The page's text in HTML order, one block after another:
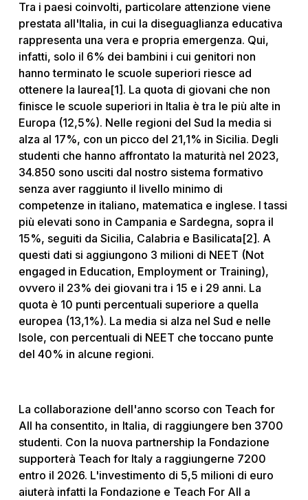
Tra i paesi coinvolti, particolare attenzione viene
prestata all'Italia, in cui la diseguaglianza educativa
rappresenta una vera e propria emergenza. Qui,
infatti, solo il 6% dei bambini i cui genitori non
hanno terminato le scuole superiori riesce ad
ottenere la laurea[1]. La quota di giovani che non
finisce le scuole superiori in Italia è tra le più alte in
Europa (12,5%). Nelle regioni del Sud la media si
alza al 17%, con un picco del 21,1% in Sicilia. Degli
studenti che hanno affrontato la maturità nel 2023,
34.850 sono usciti dal nostro sistema formativo
senza aver raggiunto il livello minimo di
competenze in italiano, matematica e inglese. I tassi
più elevati sono in Campania e Sardegna, sopra il
15%, seguiti da Sicilia, Calabria e Basilicata[2]. A
questi dati si aggiungono 3 milioni di NEET (Not
engaged in Education, Employment or Training),
ovvero il 23% dei giovani tra i 15 e i 29 anni. La
quota è 10 punti percentuali superiore a quella
europea (13,1%). La media si alza nel Sud e nelle
Isole, con percentuali di NEET che toccano punte
del 40% in alcune regioni.
La collaborazione dell'anno scorso con Teach for
All ha consentito, in Italia, di raggiungere ben 3700
studenti. Con la nuova partnership la Fondazione
supporterà Teach for Italy a raggiungerne 7200
entro il 2026. L'investimento di 5,5 milioni di euro
aiuterà infatti la Fondazione e Teach For All a